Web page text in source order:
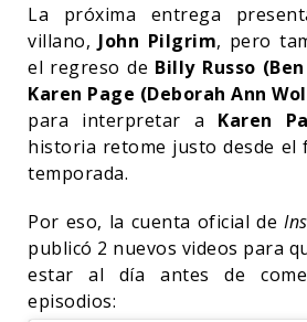
La próxima entrega
villano, John Pilgrim, pero
el regreso de Billy Russo
Karen Page (Deborah Ann
para interpretar a Karen
historia retome justo desde el
temporada.
Por eso, la cuenta oficial de
publicó 2 nuevos videos para
estar al día antes de
episodios: